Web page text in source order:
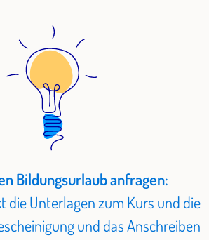
Bildungsurlaub anfragen:
die Unterlagen zum Kurs und die
und das Anschreiben